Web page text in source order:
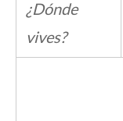
¿Dónde
vives?